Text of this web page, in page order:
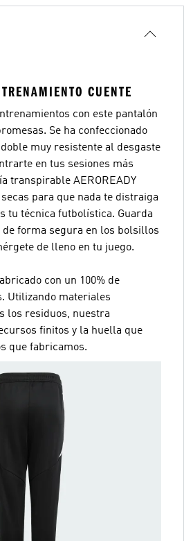
CUENTE
con este pantalón
Se ha confeccionado
muy resistente al desgaste
en tus sesiones más
transpirable AEROREADY
para que nada te distraiga
tu técnica futbolística. Guarda
forma segura en los bolsillos
de lleno en tu juego.
con un 100% de
Utilizando materiales
los residuos, nuestra
finitos y la huella que
que fabricamos.